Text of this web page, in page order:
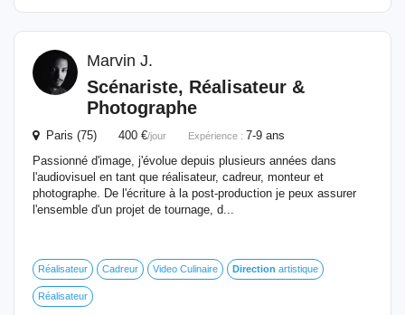
Marvin J.
Scénariste, Réalisateur &
Photographe
Paris (75) 400 €/jour Expérience : 7-9 ans
Passionné d'image, j'évolue depuis plusieurs années dans
l'audiovisuel en tant que réalisateur, cadreur, monteur et
photographe. De l'écriture à la post-production je peux assurer
l'ensemble d'un projet de tournage, d...
Réalisateur Cadreur Video Culinaire Direction artistique
Réalisateur